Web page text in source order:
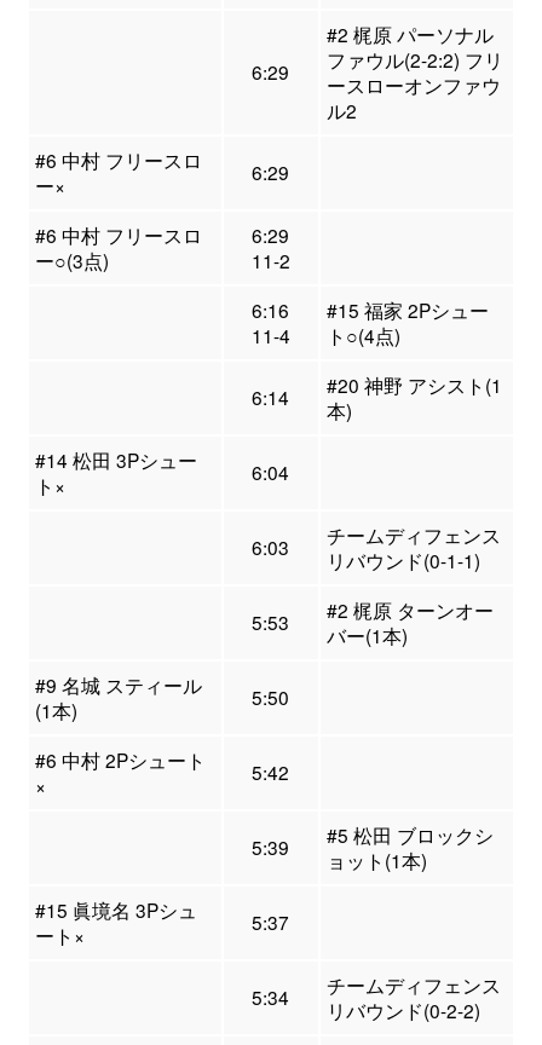
6:29
#2 梶原 パーソナル
ファウル(2-2:2) フリ
ースローオンファウ
ル2
#6 中村 フリースロ
ー×
6:29
#6 中村 フリースロ
ー○(3点)
6:29
11-2
6:16
11-4
#15 福家 2Pシュー
ト○(4点)
6:14
#20 神野 アシスト(1
本)
#14 松田 3Pシュー
ト×
6:04
6:03
チームディフェンス
リバウンド(0-1-1)
5:53
#2 梶原 ターンオー
バー(1本)
#9 名城 スティール
(1本)
5:50
#6 中村 2Pシュート
×
5:42
5:39
#5 松田 ブロックシ
ョット(1本)
#15 眞境名 3Pシュ
ート×
5:37
5:34
チームディフェンス
リバウンド(0-2-2)